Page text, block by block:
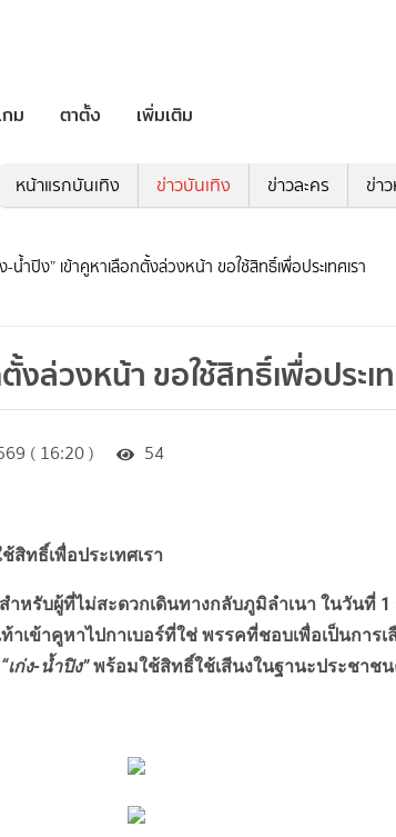
กม ตาตั้ง เพิ่มเติม
หน้าแรกบันเทิง ข่าวบันเทิง ข่าวละคร ข่า
ง-น้ำปิง” เข้าคูหาเลือกตั้งล่วงหน้า ขอใช้สิทธิ์เพื่อประเทศเรา
งล่วงหน้า ขอใช้สิทธิ์เพื่อประเ
( 16:20 ) 54
สิทธิ์เพื่อประเทศเรา
รับผู้ที่ไม่สะดวกเดินทางกลับภูมิลำเนา ในวันที่ 1
าเข้าคูหาไปกาเบอร์ที่ใช่ พรรคที่ชอบเพื่อเป็นการ
เก่ง-น้ำปิง”พร้อมใช้สิทธิ์ใช้เสีนงในฐานะประชาช